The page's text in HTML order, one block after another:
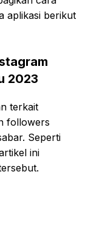
aplikasi berikut
2023
terkait
followers
Seperti
ini